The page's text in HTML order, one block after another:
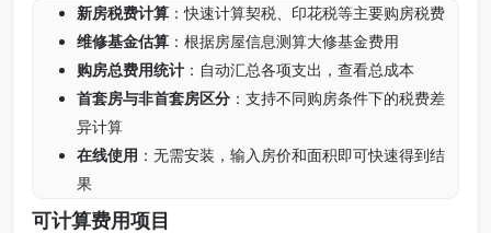
新房税费计算 ：快速计算契税、印花税等主要购房税费
维修基金估算 ：根据房屋信息测算大修基金费用
购房总费用统计 ：自动汇总各项支出，查看总成本
首套房与非首套房区分 ：支持不同购房条件下的税费差
异计算
在线使用 ：无需安装，输入房价和面积即可快速得到结
果
可计算费用项目